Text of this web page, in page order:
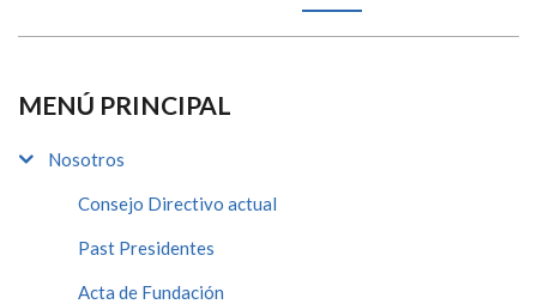
MENÚ PRINCIPAL
Nosotros
Consejo Directivo actual
Past Presidentes
Acta de Fundación